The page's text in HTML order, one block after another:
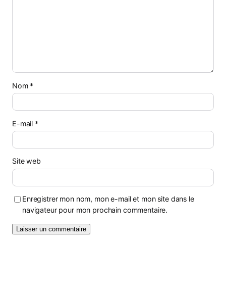
Nom *
E-mail *
Site web
Enregistrer mon nom, mon e-mail et mon site dans le
navigateur pour mon prochain commentaire.